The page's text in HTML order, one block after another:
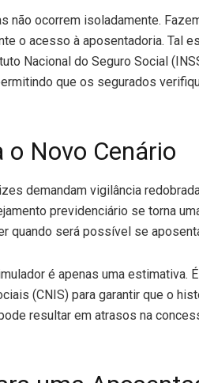
não ocorrem isoladamente.
o acesso à aposentadoria. Tal
Nacional do Seguro Social
que os segurados
o Novo Cenário
demandam vigilância
previdenciário se torna
quando será possível se
é apenas uma estimativa.
(CNIS) para garantir que o
resultar em atrasos na